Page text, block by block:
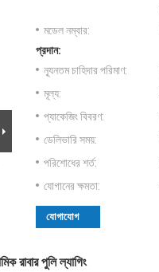
মডেল নম্বার:
প্রদান:
ন্যূনতম চাহিদার পরিমাণ:
মূল্য:
প্যাকেজিং বিবরণ:
ডেলিভারি সময়:
পরিশোধের শর্ত:
যোগানের ক্ষমতা:
যোগাযোগ
রাবার পুলি ল্যাগিং